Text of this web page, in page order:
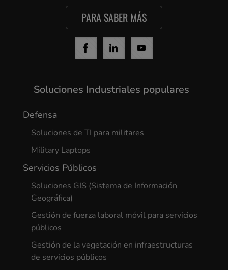
PARA SABER MÁS
Soluciones Industriales populares
Defensa
Soluciones de TI para militares
Military Laptops
Servicios Públicos
Soluciones GIS (Sistema de Información
Geográfica)
Gestión de fuerza laboral móvil para servicios
públicos
Gestión de la vegetación en infraestructuras
de servicios públicos